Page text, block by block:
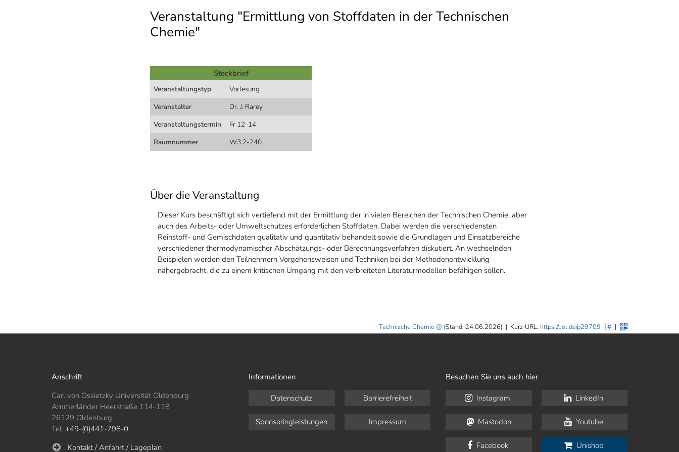
Veranstaltung "Ermittlung von Stoffdaten in der Technischen
Chemie"
Steckbrief
Veranstaltungstyp
Vorlesung
Veranstalter
Dr. J. Rarey
Veranstaltungstermin
Fr 12-14
Raumnummer
W3 2-240
Über die Veranstaltung
Dieser Kurs beschäftigt sich vertiefend mit der Ermittlung der in vielen Bereichen der Technischen Chemie, aber
auch des Arbeits- oder Umweltschutzes erforderlichen Stoffdaten. Dabei werden die verschiedensten
Reinstoff- und Gemischdaten qualitativ und quantitativ behandelt sowie die Grundlagen und Einsatzbereiche
verschiedener thermodynamischer Abschätzungs- oder Berechnungsverfahren diskutiert. An wechselnden
Beispielen werden den Teilnehmern Vorgehensweisen und Techniken bei der Methodenentwicklung
nähergebracht, die zu einem kritischen Umgang mit den verbreiteten Literaturmodellen befähigen sollen.
Technische Chemie (Stand: 24.06.2026) | Kurz-URL: https://uol.de/p29709 | # |
Anschrift
Carl von Ossietzky Universität Oldenburg
Ammerländer Heerstraße 114-118
26129 Oldenburg
Tel. +49-(0)441-798-0
Kontakt / Anfahrt / Lageplan
Informationen
Datenschutz Barrierefreiheit
Sponsoringleistungen Impressum
Besuchen Sie uns auch hier
Instagram LinkedIn
Mastodon Youtube
Facebook Unishop